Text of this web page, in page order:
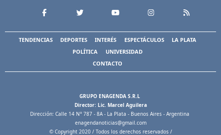
TENDENCIAS DEPORTES INTERÉS ESPECTÁCULOS
LA PLATA
POLÍTICA
UNIVERSIDAD
CONTACTO
GRUPO ENAGENDA S.R.L
Director: Lic. Marcel Aguilera
Dirección: Calle 14 N° 787 - 8A - La Plata - Buenos Aires - Argentina
enagendanoticias@gmail.com
© Copyright 2020 / Todos los derechos reservados /